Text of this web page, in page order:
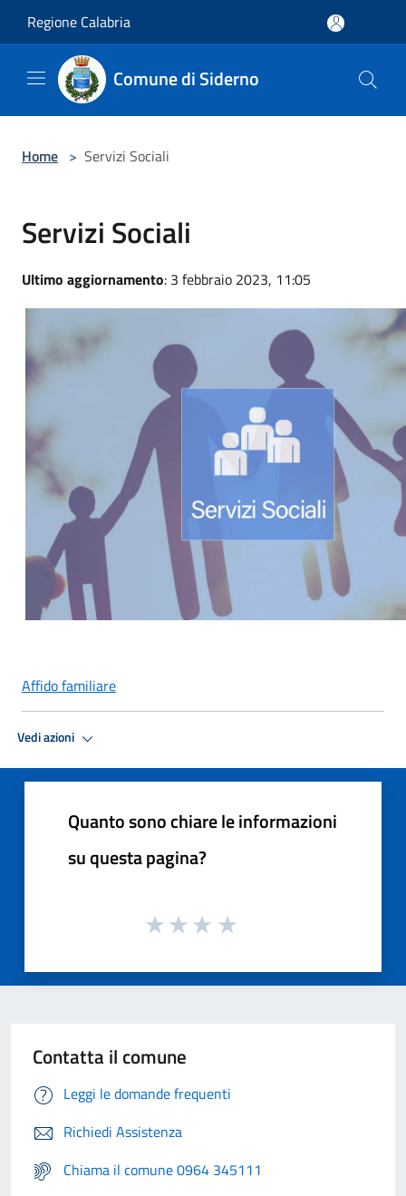
Regione Calabria
Comune di Siderno
Home > Servizi Sociali
Servizi Sociali
Ultimo aggiornamento: 3 febbraio 2023, 11:05
Affido familiare
Vedi azioni
Quanto sono chiare le informazioni
su questa pagina?
Contatta il comune
Leggi le domande frequenti
Richiedi Assistenza
Chiama il comune 0964 345111